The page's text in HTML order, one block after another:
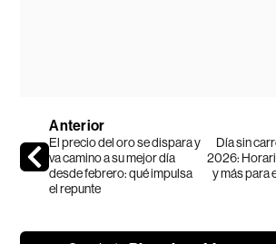
Anterior
El precio del oro se dispara y
va camino a su mejor día
desde febrero: qué impulsa
el repunte
Día sin
2026:
y más para